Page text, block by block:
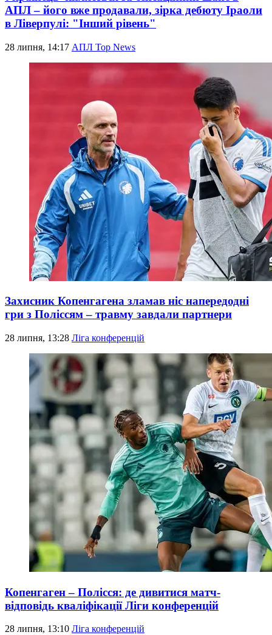
АПЛ – його вже продавали, зірка дебюту Іраоли
в Ліверпулі: "Інший рівень"
28 липня, 14:17 АПЛ Top News
Захисник Копенгагена зламав ніс напередодні
гри з Поліссям – травму завдали партнери
28 липня, 13:28 Ліга конференцій
Копенгаген – Полісся: де дивитися матч-
відповідь кваліфікації Ліги конференцій
28 липня, 13:10 Ліга конференцій